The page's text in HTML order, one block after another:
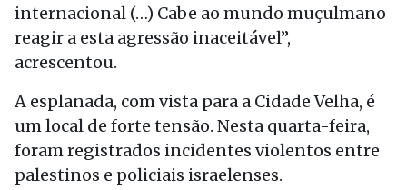
internacional (…) Cabe ao mundo muçulmano
reagir a esta agressão inaceitável”,
acrescentou.
A esplanada, com vista para a Cidade Velha, é
um local de forte tensão. Nesta quarta-feira,
foram registrados incidentes violentos entre
palestinos e policiais israelenses.